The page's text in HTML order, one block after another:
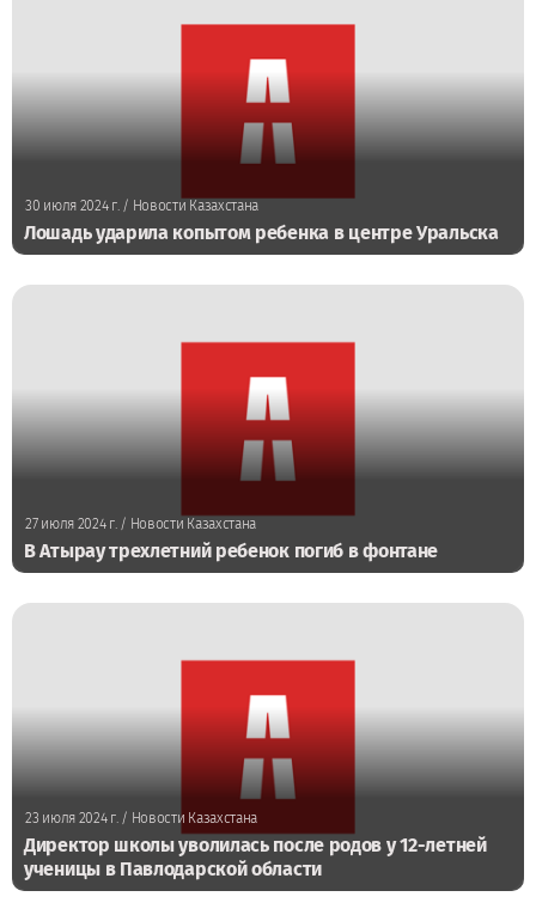
30 июля 2024 г./ Новости Казахстана
Лошадь ударила копытом ребенка в центре Уральска
27 июля 2024 г./ Новости Казахстана
В Атырау трехлетний ребенок погиб в фонтане
23 июля 2024 г./ Новости Казахстана
Директор школы уволилась после родов у 12-летней
ученицы в Павлодарской области